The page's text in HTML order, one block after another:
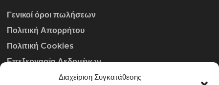
Διαχείριση Συγκατάθεσης
Γενικοί όροι πωλήσεων
Πολιτική Απορρήτου
Πολιτική Cookies
Επεξεργασία Δεδομένων